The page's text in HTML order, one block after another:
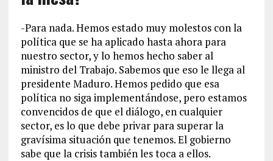
-Para nada. Hemos estado muy molestos con la
política que se ha aplicado hasta ahora para
nuestro sector, y lo hemos hecho saber al
ministro del Trabajo. Sabemos que eso le llega al
presidente Maduro. Hemos pedido que esa
política no siga implementándose, pero estamos
convencidos de que el diálogo, en cualquier
sector, es lo que debe privar para superar la
gravísima situación que tenemos. El gobierno
sabe que la crisis también les toca a ellos.